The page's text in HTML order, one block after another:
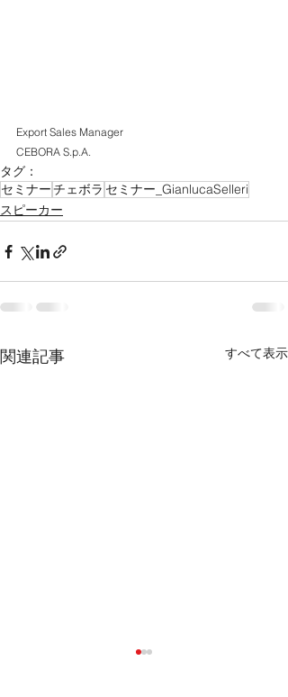
Export Sales Manager
CEBORA S.p.A.
タグ：
セミナーチェボラ セミナー_GianlucaSelleri
スピーカー
関連記事 すべて表示